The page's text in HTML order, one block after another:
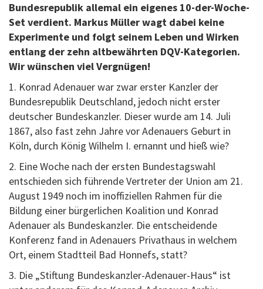
Bundesrepublik allemal ein eigenes 10-der-Woche-
Set verdient. Markus Müller wagt dabei keine
Experimente und folgt seinem Leben und Wirken
entlang der zehn altbewährten DQV-Kategorien.
Wir wünschen viel Vergnügen!
1. Konrad Adenauer war zwar erster Kanzler der
Bundesrepublik Deutschland, jedoch nicht erster
deutscher Bundeskanzler. Dieser wurde am 14. Juli
1867, also fast zehn Jahre vor Adenauers Geburt in
Köln, durch König Wilhelm I. ernannt und hieß wie?
2. Eine Woche nach der ersten Bundestagswahl
entschieden sich führende Vertreter der Union am 21.
August 1949 noch im inoffiziellen Rahmen für die
Bildung einer bürgerlichen Koalition und Konrad
Adenauer als Bundeskanzler. Die entscheidende
Konferenz fand in Adenauers Privathaus in welchem
Ort, einem Stadtteil Bad Honnefs, statt?
3. Die „Stiftung Bundeskanzler-Adenauer-Haus“ ist